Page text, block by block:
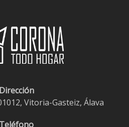
Dirección
Vitoria-Gasteiz, Álava
Teléfono